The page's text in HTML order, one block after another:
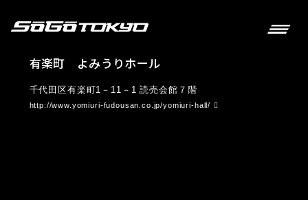
有楽町 よみうりホール
千代田区有楽町1－11－1 読売会館７階
http://www.yomiuri-fudousan.co.jp/yomiuri-hall/